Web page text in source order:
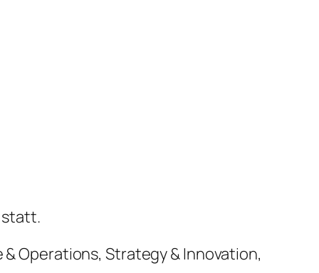
statt.
Operations, Strategy & Innovation,